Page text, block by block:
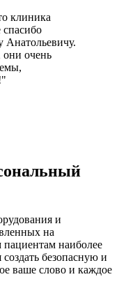
клиника
Анатольевичу.
очень
и
на
наиболее
безопасную и
ваше слово и каждое